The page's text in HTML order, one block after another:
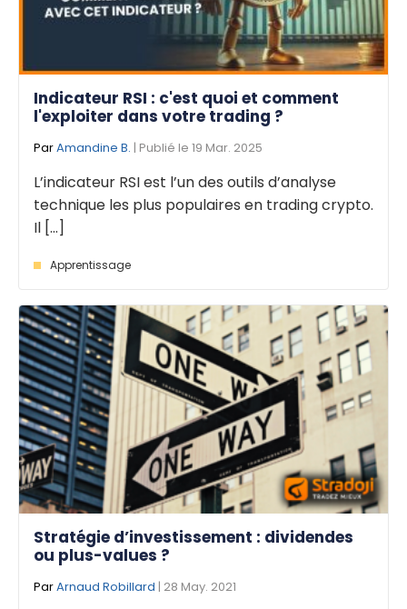
Indicateur RSI : c'est quoi et comment
l'exploiter dans votre trading ?
ParAmandine B. | Publié le 19 Mar. 2025
L’indicateur RSI est l’un des outils d’analyse
technique les plus populaires en trading crypto.
Il [...]
Apprentissage
Stratégie d’investissement : dividendes
ou plus-values ?
ParArnaud Robillard | 28 May. 2021